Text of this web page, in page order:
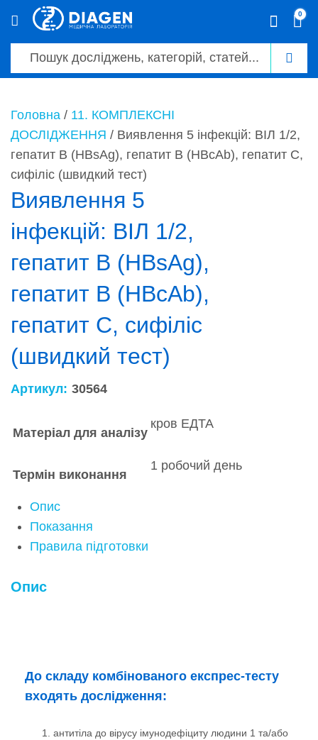
0
Головна / 11. КОМПЛЕКСНІ
ДОСЛІДЖЕННЯ / Виявлення 5 інфекцій: ВІЛ 1/2,
гепатит В (HBsAg), гепатит В (HBcAb), гепатит С,
сифіліс (швидкий тест)
Виявлення 5
інфекцій: ВІЛ 1/2,
гепатит В (HBsAg),
гепатит В (HBcAb),
гепатит С, сифіліс
(швидкий тест)
Артикул: 30564
Матеріал для аналізу
кров ЕДТА
Термін виконання
1 робочий день
Опис
Показання
Правила підготовки
Опис
До складу комбінованого експрес-тесту
входять дослідження:
антитіла до вірусу імунодефіциту людини 1 та/або